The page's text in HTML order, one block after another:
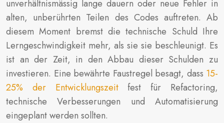
unverhältnismässig lange dauern oder neue Fehler in
alten, unberührten Teilen des Codes auftreten. Ab
diesem Moment bremst die technische Schuld Ihre
Lerngeschwindigkeit mehr, als sie sie beschleunigt. Es
ist an der Zeit, in den Abbau dieser Schulden zu
investieren. Eine bewährte Faustregel besagt, dass 15-
25% der Entwicklungszeitfest für Refactoring,
technische Verbesserungen und Automatisierung
eingeplant werden sollten.